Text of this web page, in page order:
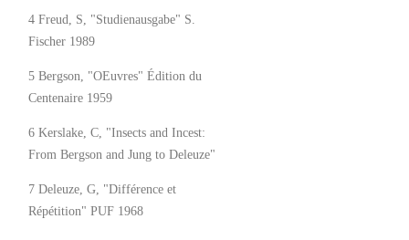
4 Freud, S, "Studienausgabe" S.
Fischer 1989
5 Bergson, "OEuvres" Édition du
Centenaire 1959
6 Kerslake, C, "Insects and Incest:
From Bergson and Jung to Deleuze"
7 Deleuze, G, "Différence et
Répétition" PUF 1968